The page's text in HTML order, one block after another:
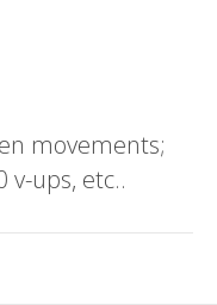
movements;
v-ups, etc..